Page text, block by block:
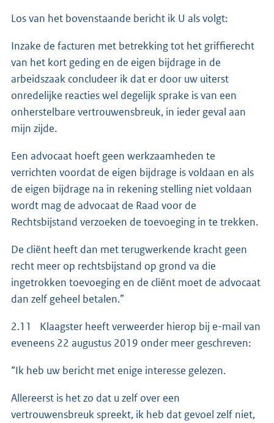
Los van het bovenstaande bericht ik U als volgt:
Inzake de facturen met betrekking tot het griffierecht
van het kort geding en de eigen bijdrage in de
arbeidszaak concludeer ik dat er door uw uiterst
onredelijke reacties wel degelijk sprake is van een
onherstelbare vertrouwensbreuk, in ieder geval aan
mijn zijde.
Een advocaat hoeft geen werkzaamheden te
verrichten voordat de eigen bijdrage is voldaan en als
de eigen bijdrage na in rekening stelling niet voldaan
wordt mag de advocaat de Raad voor de
Rechtsbijstand verzoeken de toevoeging in te trekken.
De cliënt heeft dan met terugwerkende kracht geen
recht meer op rechtsbijstand op grond va die
ingetrokken toevoeging en de cliënt moet de advocaat
dan zelf geheel betalen.”
2.11 Klaagster heeft verweerder hierop bij e-mail van
eveneens 22 augustus 2019 onder meer geschreven:
“Ik heb uw bericht met enige interesse gelezen.
Allereerst is het zo dat u zelf over een
vertrouwensbreuk spreekt, ik heb dat gevoel zelf niet,